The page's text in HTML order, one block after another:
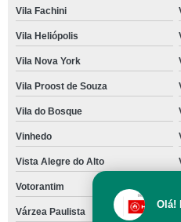
Vila Fachini
Vila Heliópolis
Vila Nova York
Vila Proost de Souza
Vila do Bosque
Vinhedo
Vista Alegre do Alto
Votorantim
Várzea Paulista
Olá!